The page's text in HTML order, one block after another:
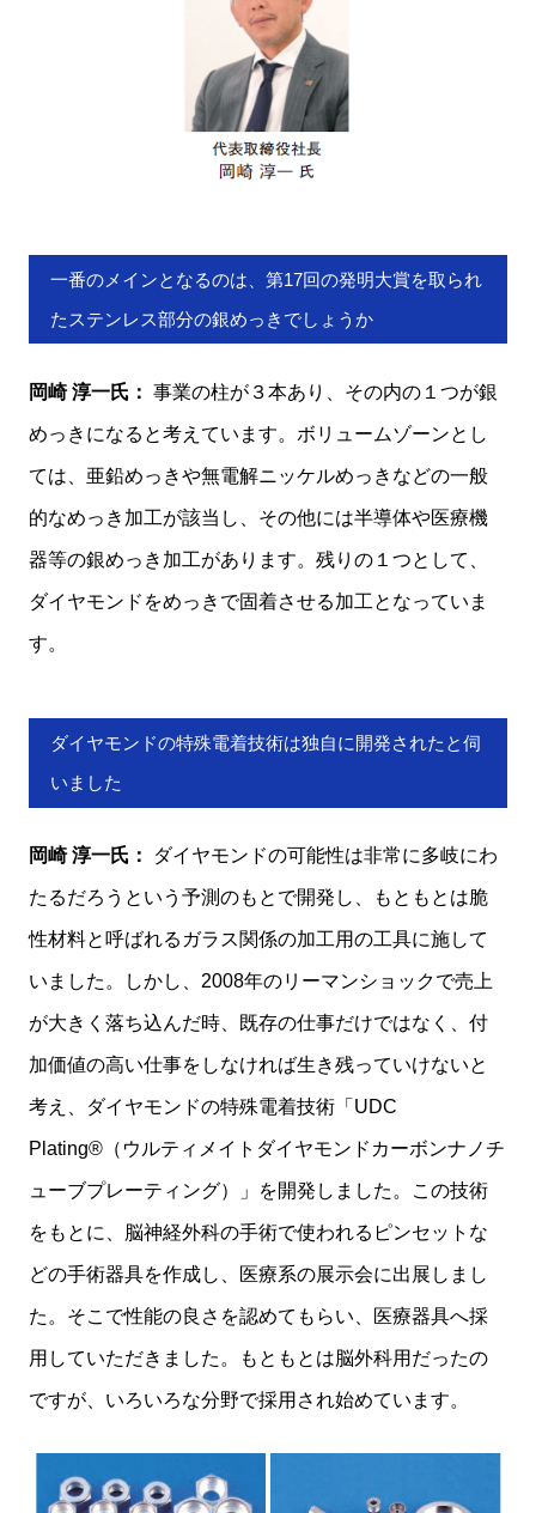
一番のメインとなるのは、第17回の発明大賞を取られ
たステンレス部分の銀めっきでしょうか
岡崎 淳一氏： 事業の柱が３本あり、その内の１つが銀
めっきになると考えています。ボリュームゾーンとし
ては、亜鉛めっきや無電解ニッケルめっきなどの一般
的なめっき加工が該当し、その他には半導体や医療機
器等の銀めっき加工があります。残りの１つとして、
ダイヤモンドをめっきで固着させる加工となっていま
す。
ダイヤモンドの特殊電着技術は独自に開発されたと伺
いました
岡崎 淳一氏： ダイヤモンドの可能性は非常に多岐にわ
たるだろうという予測のもとで開発し、もともとは脆
性材料と呼ばれるガラス関係の加工用の工具に施して
いました。しかし、2008年のリーマンショックで売上
が大きく落ち込んだ時、既存の仕事だけではなく、付
加価値の高い仕事をしなければ生き残っていけないと
考え、ダイヤモンドの特殊電着技術「UDC
Plating®（ウルティメイトダイヤモンドカーボンナノチ
ューブプレーティング）」を開発しました。この技術
をもとに、脳神経外科の手術で使われるピンセットな
どの手術器具を作成し、医療系の展示会に出展しまし
た。そこで性能の良さを認めてもらい、医療器具へ採
用していただきました。もともとは脳外科用だったの
ですが、いろいろな分野で採用され始めています。